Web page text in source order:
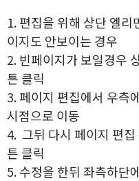
1. 편집을 위해 상단 엘
이지도 안보이는 경우
2. 빈페이지가 보일경우
튼 클릭
3. 페이지 편집에서 우측
시점으로 이동
4. 그뒤 다시 페이지 편
튼 클릭
5. 수정을 한뒤 좌측하단